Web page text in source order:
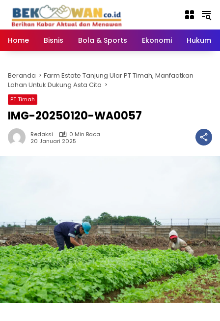
konten
Home
Bisnis Bola & Sports Ekonomi Hukum
Beranda
Farm Estate Tanjung Ular PT Timah, Manfaatkan
Lahan Untuk Dukung Asta Cita
PT Timah
IMG-20250120-WA0057
Redaksi
0 Min Baca
20 Januari 2025